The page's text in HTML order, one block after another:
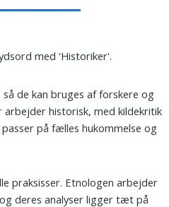
med 'Historiker'.
de kan bruges af forskere og
historisk, med kildekritik
på fælles hukommelse og
praksisser. Etnologen arbejder
deres analyser ligger tæt på